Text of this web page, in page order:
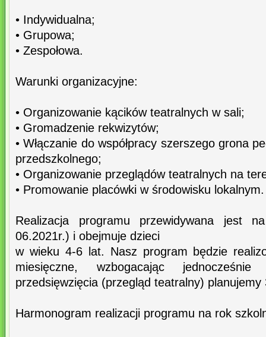
• Indywidualna;
• Grupowa;
• Zespołowa.
Warunki organizacyjne:
• Organizowanie kącików teatralnych w sali;
• Gromadzenie rekwizytów;
• Włączanie do współpracy szerszego grona
przedszkolnego;
• Organizowanie przeglądów teatralnych na
• Promowanie placówki w środowisku lokalnym.
Realizacja programu przewidywana
06.2021r.) i obejmuje dzieci
w wieku 4-6 lat. Nasz program będzie
miesięczne, wzbogacając
przedsięwzięcia (przegląd teatralny)
Harmonogram realizacji programu na rok